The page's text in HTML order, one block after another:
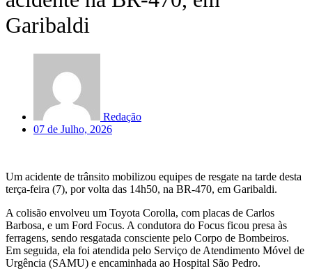
Garibaldi
Redação
07 de Julho, 2026
Um acidente de trânsito mobilizou equipes de resgate na tarde desta
terça-feira (7), por volta das 14h50, na BR-470, em Garibaldi.
A colisão envolveu um Toyota Corolla, com placas de Carlos
Barbosa, e um Ford Focus. A condutora do Focus ficou presa às
ferragens, sendo resgatada consciente pelo Corpo de Bombeiros.
Em seguida, ela foi atendida pelo Serviço de Atendimento Móvel de
Urgência (SAMU) e encaminhada ao Hospital São Pedro.